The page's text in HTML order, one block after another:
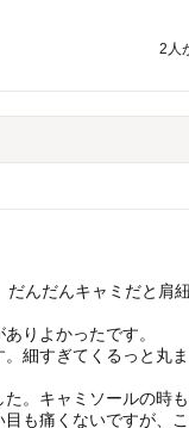
2 人
んだんキャミだと肩
りよかったです。
細すぎてくるっと丸
。キャミソールの時
も痛くないですが、